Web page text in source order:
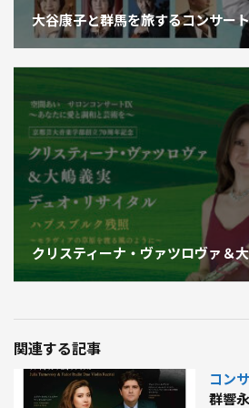
大谷康子と群馬を旅するコンサート
クリスティーナ・ヴァツロヴァ＆
関連する記事
コン
群響